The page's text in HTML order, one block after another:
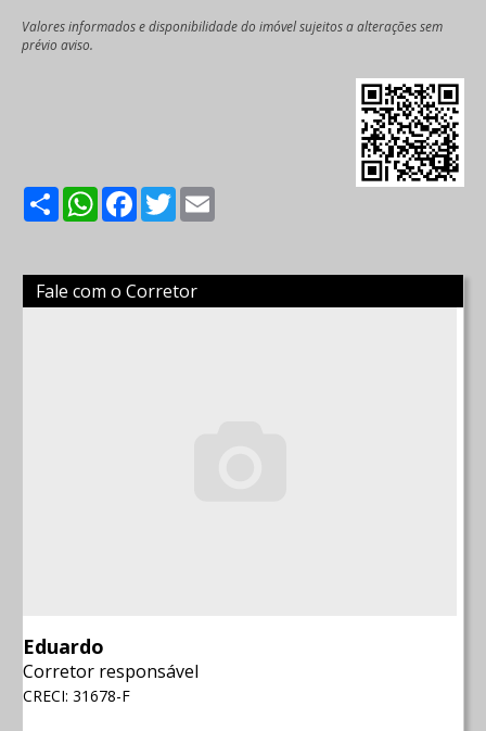
Valores informados e disponibilidade do imóvel sujeitos a alterações sem
prévio aviso.
ShareWhatsApp
Facebook
Twitter
Fale com o Corretor
Eduardo
Corretor responsável
CRECI: 31678-F